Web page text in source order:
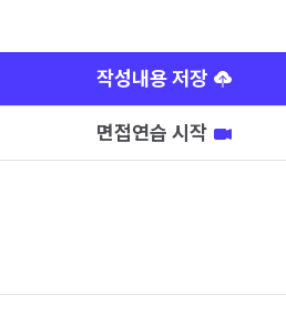
작성내용 저장
면접연습 시작